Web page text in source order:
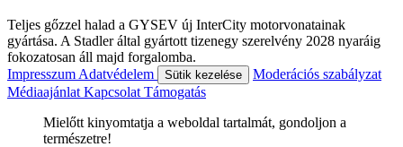
Teljes gőzzel halad a GYSEV új InterCity motorvonatainak
gyártása. A Stadler által gyártott tizenegy szerelvény 2028 nyaráig
fokozatosan áll majd forgalomba.
Impresszum Adatvédelem Sütik kezelése
Moderációs szabályzat
Médiaajánlat Kapcsolat Támogatás
Mielőtt kinyomtatja a weboldal tartalmát, gondoljon a
természetre!